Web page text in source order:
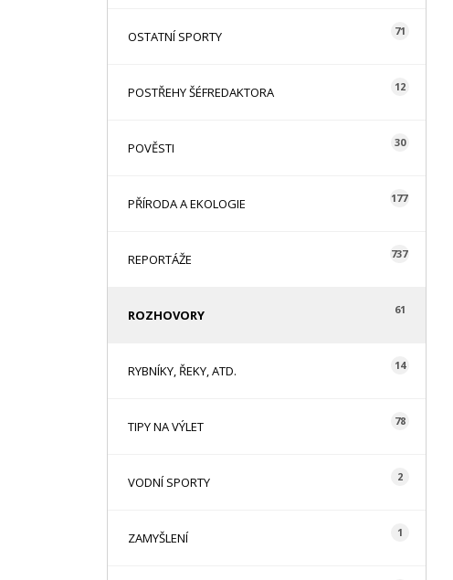
OSTATNÍ SPORTY 71
POSTŘEHY ŠÉFREDAKTORA 12
POVĚSTI 30
PŘÍRODA A EKOLOGIE 177
REPORTÁŽE 737
ROZHOVORY 61
RYBNÍKY, ŘEKY, ATD. 14
TIPY NA VÝLET 78
VODNÍ SPORTY 2
ZAMYŠLENÍ 1